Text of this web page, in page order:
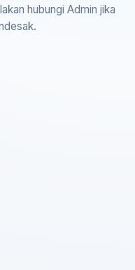
hubungi Admin jika